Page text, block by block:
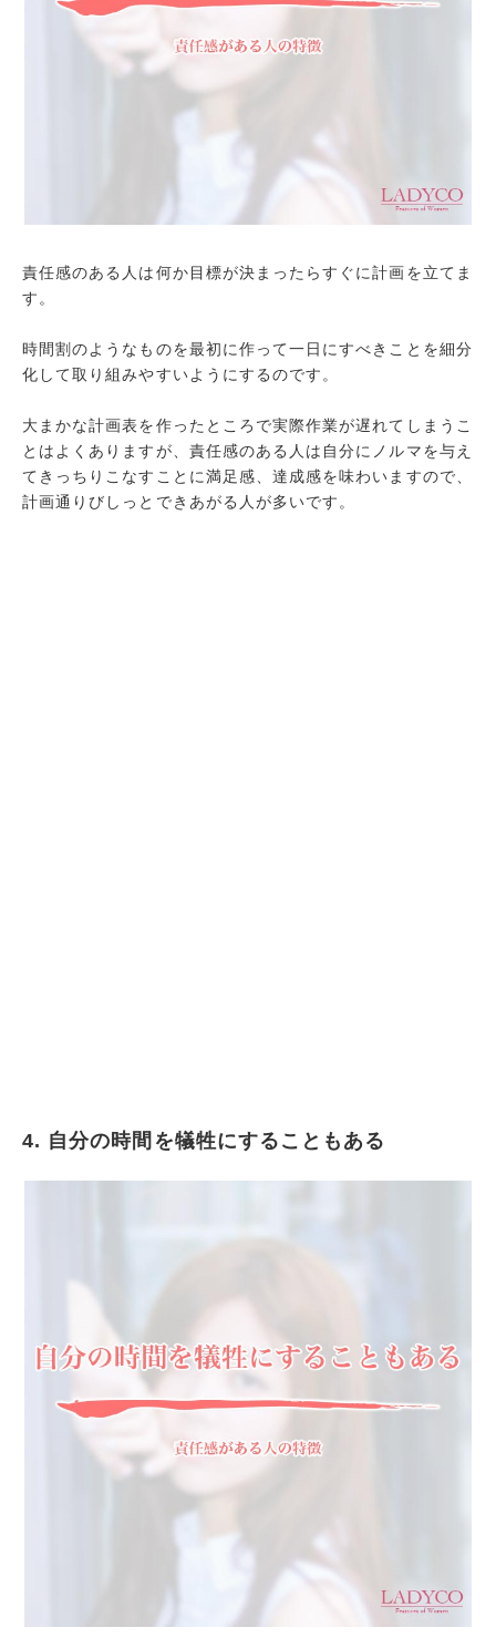
責任感のある人は何か目標が決まったらすぐに計画を立てま
す。
時間割のようなものを最初に作って一日にすべきことを細分
化して取り組みやすいようにするのです。
大まかな計画表を作ったところで実際作業が遅れてしまうこ
とはよくありますが、責任感のある人は自分にノルマを与え
てきっちりこなすことに満足感、達成感を味わいますので、
計画通りびしっとできあがる人が多いです。
4. 自分の時間を犠牲にすることもある